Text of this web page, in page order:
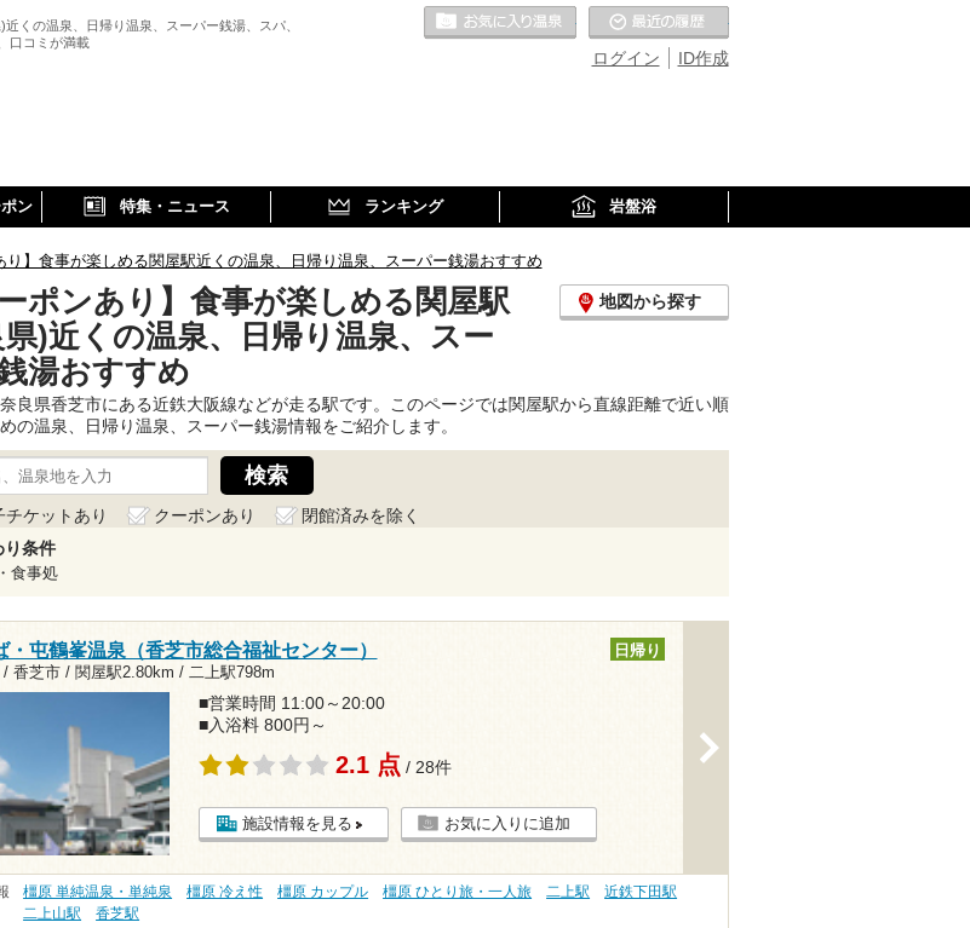
くの温泉、日帰り温泉、スーパー銭湯、スパ、
口コミが満載
ID作成
ログイン
お気に入りの温泉
ン 特集・ニュース ランキング 岩盤浴
り】食事が楽しめる関屋駅近くの温泉、日帰り温泉、スーパー銭湯おすすめ
ーポンあり】食事が楽しめる関屋駅
)近くの温泉、日帰り温泉、スー
湯おすすめ
地図から探す
良県香芝市にある近鉄大阪線などが走る駅です。このページでは関屋駅から直線距離で近い順
の温泉、日帰り温泉、スーパー銭湯情報をご紹介します。
チケットあり クーポンあり
閉館済みを除く
り条件
食事処
・屯鶴峯温泉（香芝市総合福祉センター）
/ 香芝市 / 関屋駅2.80km / 二上駅798m
日帰り
■営業時間 11:00～20:00
■入浴料 800円～
2.1 点 / 28件
施設情報を見る お気に入りに追加
橿原 単純温泉・単純泉 橿原 冷え性 橿原 カップル 橿原 ひとり旅・一人旅 二上駅
近鉄下田駅
二上山駅
香芝駅